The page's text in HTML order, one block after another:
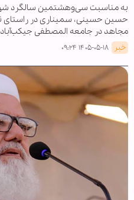
به مناسبت سی‌وهشتمین سالگرد
حسین حسینی، سمیناری در
مجاهد در جامعه المصطفی
خبر ۱۴۰۵-۰۵-۱۸ ۰۹:۲۴